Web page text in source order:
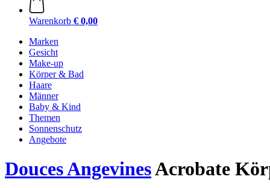
Warenkorb € 0,00
Marken
Gesicht
Make-up
Körper & Bad
Haare
Männer
Baby & Kind
Themen
Sonnenschutz
Angebote
Douces AngevinesAcrobate